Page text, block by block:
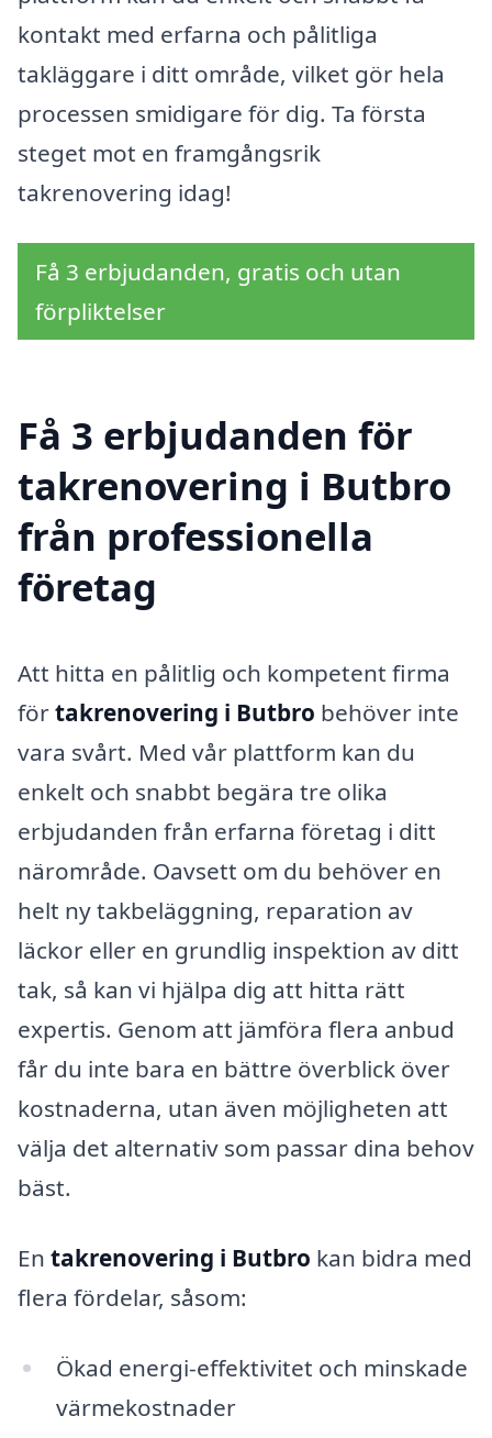
kontakt med erfarna och pålitliga
takläggare i ditt område, vilket gör hela
processen smidigare för dig. Ta första
steget mot en framgångsrik
takrenovering idag!
Få 3 erbjudanden, gratis och utan
förpliktelser
Få 3 erbjudanden för
takrenovering i Butbro
från professionella
företag
Att hitta en pålitlig och kompetent firma
förtakrenovering i Butbro behöver inte
vara svårt. Med vår plattform kan du
enkelt och snabbt begära tre olika
erbjudanden från erfarna företag i ditt
närområde. Oavsett om du behöver en
helt ny takbeläggning, reparation av
läckor eller en grundlig inspektion av ditt
tak, så kan vi hjälpa dig att hitta rätt
expertis. Genom att jämföra flera anbud
får du inte bara en bättre överblick över
kostnaderna, utan även möjligheten att
välja det alternativ som passar dina behov
bäst.
En takrenovering i Butbro kan bidra med
flera fördelar, såsom:
Ökad energi-effektivitet och minskade
värmekostnader